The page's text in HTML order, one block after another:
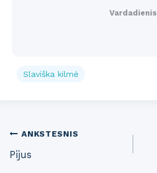
Vardadienis
Slaviška kilmė
Post
navigation
ANKSTESNIS
Pijus